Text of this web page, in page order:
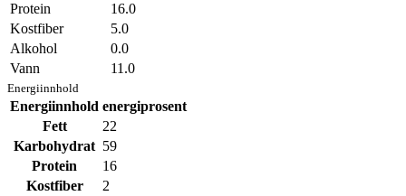
Protein
16.0
Kostfiber
5.0
Alkohol
0.0
Vann
11.0
Energiinnhold
Energiinnhold energiprosent
Fett
22
Karbohydrat 59
Protein
16
Kostfiber
2